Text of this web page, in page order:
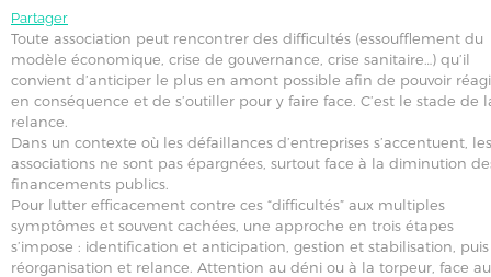
Partager
Toute association peut rencontrer des difficultés (essoufflement du
modèle économique, crise de gouvernance, crise sanitaire…) qu’il
convient d’anticiper le plus en amont possible afin de pouvoir
en conséquence et de s’outiller pour y faire face. C’est le stade de
relance.
Dans un contexte où les défaillances d’entreprises s’accentuent, les
associations ne sont pas épargnées, surtout face à la diminution
financements publics.
Pour lutter efficacement contre ces “difficultés” aux multiples
symptômes et souvent cachées, une approche en trois étapes
s’impose : identification et anticipation, gestion et stabilisation, puis
réorganisation et relance. Attention au déni ou à la torpeur, face